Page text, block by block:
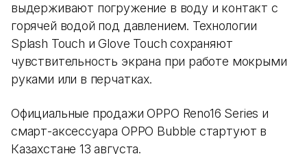
выдерживают погружение в воду и контакт с
горячей водой под давлением. Технологии
Splash Touch и Glove Touch сохраняют
чувствительность экрана при работе мокрыми
руками или в перчатках.
Официальные продажи OPPO Reno16 Series и
смарт-аксессуара OPPO Bubble стартуют в
Казахстане 13 августа.